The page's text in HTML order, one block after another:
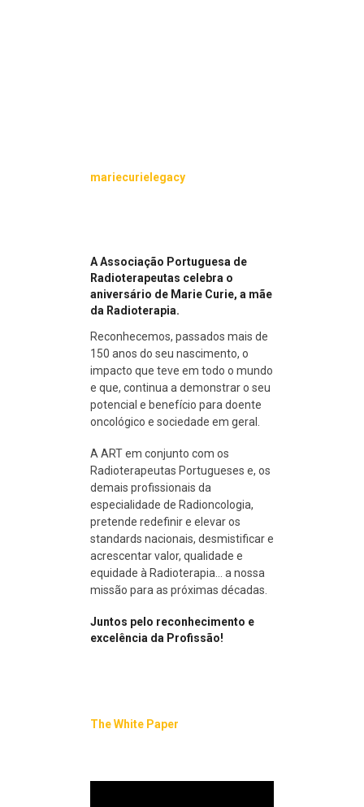
mariecurielegacy
A Associação Portuguesa de
Radioterapeutas celebra o
aniversário de Marie Curie, a mãe
da Radioterapia.
Reconhecemos, passados mais de
150 anos do seu nascimento, o
impacto que teve em todo o mundo
e que, continua a demonstrar o seu
potencial e benefício para doente
oncológico e sociedade em geral.
A ART em conjunto com os
Radioterapeutas Portugueses e, os
demais profissionais da
especialidade de Radioncologia,
pretende redefinir e elevar os
standards nacionais, desmistificar e
acrescentar valor, qualidade e
equidade à Radioterapia… a nossa
missão para as próximas décadas.
Juntos pelo reconhecimento e
excelência da Profissão!
The White Paper